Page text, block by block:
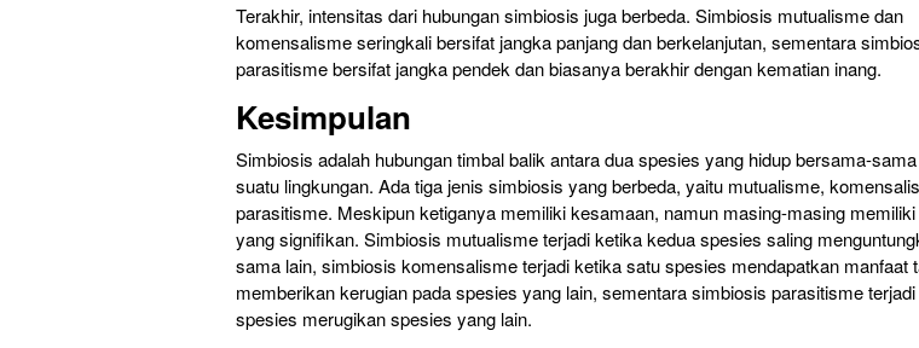
Terakhir, intensitas dari hubungan simbiosis juga berbeda. Simbiosis mutualisme dan
komensalisme seringkali bersifat jangka panjang dan berkelanjutan, sementara
parasitisme bersifat jangka pendek dan biasanya berakhir dengan kematian inang.
Kesimpulan
Simbiosis adalah hubungan timbal balik antara dua spesies yang hidup bersama-
suatu lingkungan. Ada tiga jenis simbiosis yang berbeda, yaitu mutualisme,
parasitisme. Meskipun ketiganya memiliki kesamaan, namun masing-masing
yang signifikan. Simbiosis mutualisme terjadi ketika kedua spesies saling
sama lain, simbiosis komensalisme terjadi ketika satu spesies mendapatkan manfaat
memberikan kerugian pada spesies yang lain, sementara simbiosis parasitisme
spesies merugikan spesies yang lain.